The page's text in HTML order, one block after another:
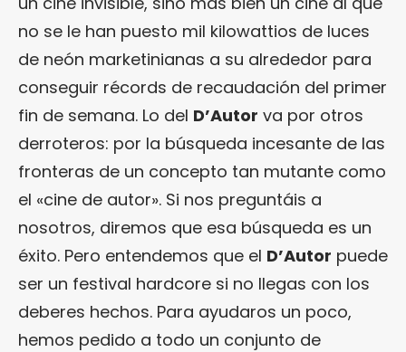
no se le han puesto mil kilowattios de luces
de neón marketinianas a su alrededor para
conseguir récords de recaudación del primer
fin de semana. Lo del D’Autor va por otros
derroteros: por la búsqueda incesante de las
fronteras de un concepto tan mutante como
el «cine de autor». Si nos preguntáis a
nosotros, diremos que esa búsqueda es un
éxito. Pero entendemos que el D’Autor puede
ser un festival hardcore si no llegas con los
deberes hechos. Para ayudaros un poco,
hemos pedido a todo un conjunto de